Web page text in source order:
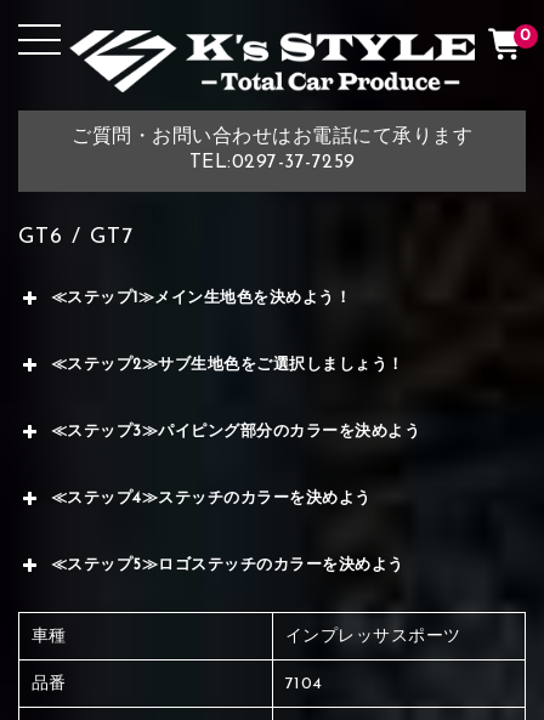
ご質問・お問い合わせはお電話にて承ります
TEL:0297-37-7259
0
GT6 / GT7
≪ステップ1≫メイン生地色を決めよう！
≪ステップ2≫サブ生地色をご選択しましょう！
≪ステップ3≫パイピング部分のカラーを決めよう
≪ステップ4≫ステッチのカラーを決めよう
≪ステップ5≫ロゴステッチのカラーを決めよう
車種 インプレッサスポーツ
品番 7104